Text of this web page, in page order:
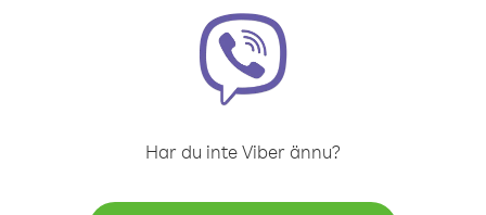
Har du inte Viber ännu?